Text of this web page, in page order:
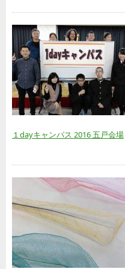
１dayキャンパス 2016 五戸会場